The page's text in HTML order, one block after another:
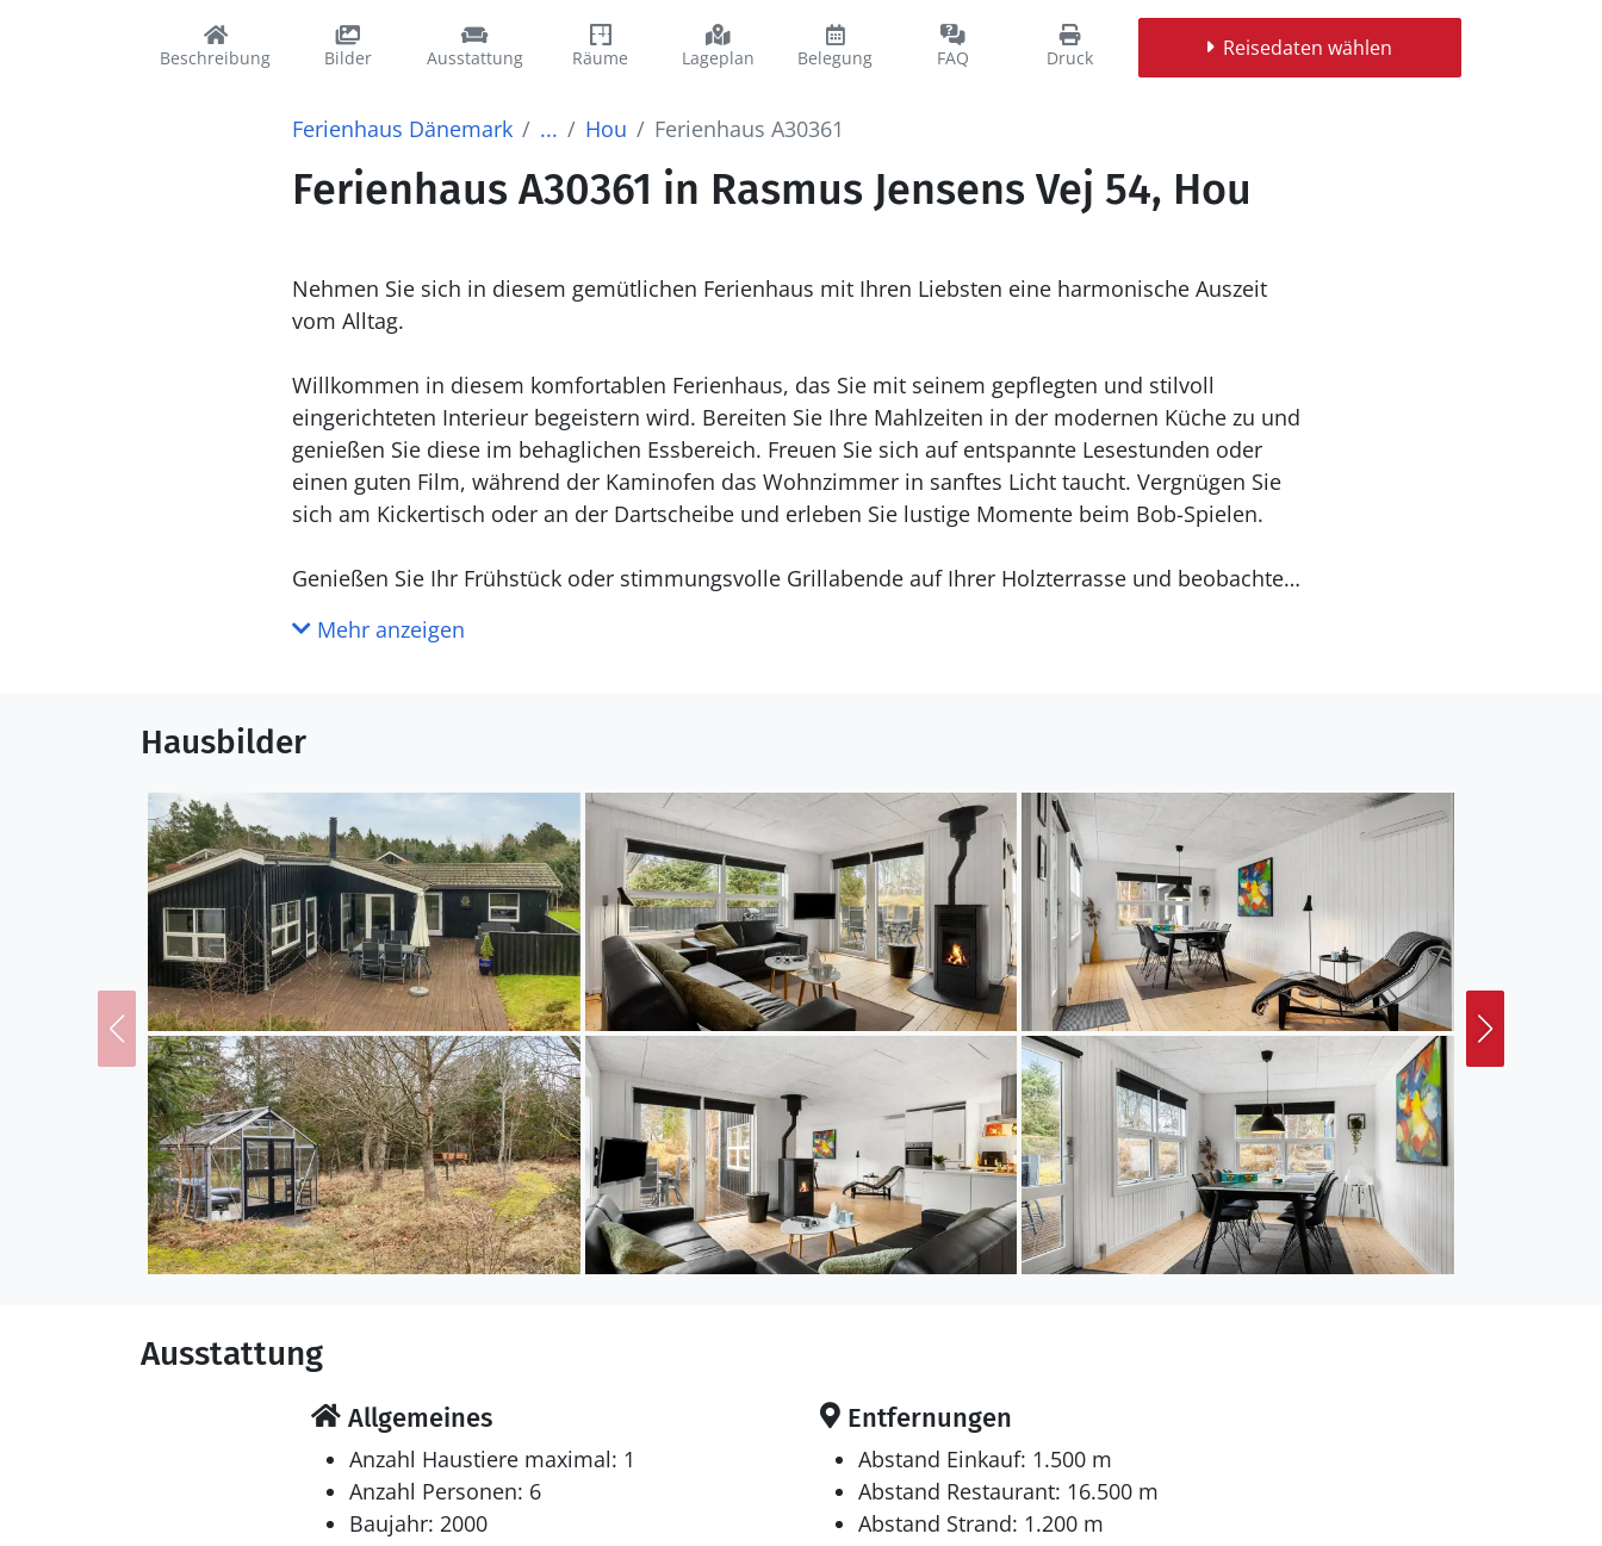
Beschreibung Bilder Ausstattung Räume Lageplan Belegung FAQ Druck Reisedaten wählen
Ferienhaus Dänemark ... Hou Ferienhaus A30361
Ferienhaus A30361 in Rasmus Jensens Vej 54, Hou
Nehmen Sie sich in diesem gemütlichen Ferienhaus mit Ihren Liebsten eine harmonische Auszeit
vom Alltag.
Willkommen in diesem komfortablen Ferienhaus, das Sie mit seinem gepflegten und stilvoll
eingerichteten Interieur begeistern wird. Bereiten Sie Ihre Mahlzeiten in der modernen Küche zu und
genießen Sie diese im behaglichen Essbereich. Freuen Sie sich auf entspannte Lesestunden oder
einen guten Film, während der Kaminofen das Wohnzimmer in sanftes Licht taucht. Vergnügen Sie
sich am Kickertisch oder an der Dartscheibe und erleben Sie lustige Momente beim Bob-Spielen.
Genießen Sie Ihr Frühstück oder stimmungsvolle Grillabende auf Ihrer Holzterrasse und beobachten
einem Glas Wein baumeln lassen.
entspannte Stunden am kinderfreundlichen Strand von Bisnap. Unternehmen Sie einen Ausflug nach
Naturliebhaber bietet das Lille Vildmose Center faszinierende Einblicke in Dänemarks wilde
Moorlandschaften.
Mehr anzeigen
Hausbilder
Ausstattung
Allgemeines
Anzahl Haustiere maximal: 1
Anzahl Personen: 6
Baujahr: 2000
Entfernungen
Abstand Einkauf: 1.500 m
Abstand Restaurant: 16.500 m
Abstand Strand: 1.200 m